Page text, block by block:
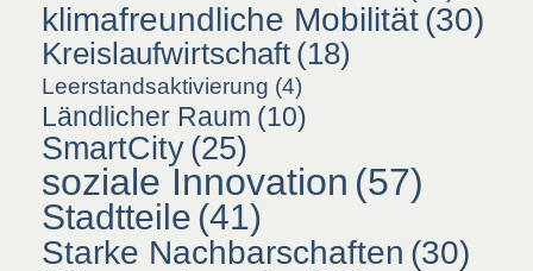
klimafreundliche Mobilität(30)
Kreislaufwirtschaft (18)
Leerstandsaktivierung (4)
Ländlicher Raum (10)
SmartCity(25)
soziale Innovation (57)
Stadtteile (41)
Starke Nachbarschaften (30)